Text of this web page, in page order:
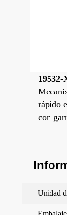
19532-
rápido
con
Unidad
Embalaje